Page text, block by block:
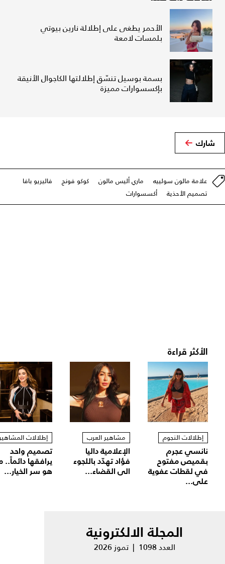
الأحمر يطغى على إطلالة نارين بيوتي
بلمسات لامعة
بسمة بوسيل تنسّق إطلالتها الكاجوال الأنيقة
بإكسسوارات مميزة
شارك
علامة مالون سولييه ماري أليس مالون كوكو فونج
فاليريو بافا
تصميم الأحذية
أكسسوارات
الأكثر قراءة
إطلالات النجوم
نانسي عجرم
بقميص مفتوح
في لقطات عفوية
على...
مشاهير العرب
الإعلامية داليا
فؤاد تهدّد باللجوء
الى القضاء...
إطلالات
تصميم واحد
يرافقها دائماً..
هو سر الخيار...
المجلة الالكترونية
العدد 1098 | تموز 2026